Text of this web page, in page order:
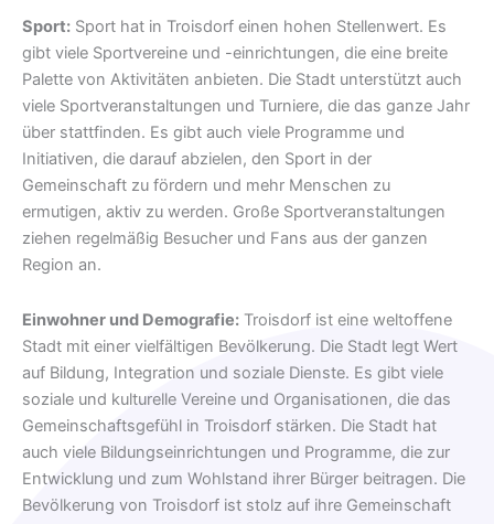
Sport: Sport hat in Troisdorf einen hohen Stellenwert. Es
gibt viele Sportvereine und -einrichtungen, die eine breite
Palette von Aktivitäten anbieten. Die Stadt unterstützt auch
viele Sportveranstaltungen und Turniere, die das ganze Jahr
über stattfinden. Es gibt auch viele Programme und
Initiativen, die darauf abzielen, den Sport in der
Gemeinschaft zu fördern und mehr Menschen zu
ermutigen, aktiv zu werden. Große Sportveranstaltungen
ziehen regelmäßig Besucher und Fans aus der ganzen
Region an.
Einwohner und Demografie: Troisdorf ist eine weltoffene
Stadt mit einer vielfältigen Bevölkerung. Die Stadt legt Wert
auf Bildung, Integration und soziale Dienste. Es gibt viele
soziale und kulturelle Vereine und Organisationen, die das
Gemeinschaftsgefühl in Troisdorf stärken. Die Stadt hat
auch viele Bildungseinrichtungen und Programme, die zur
Entwicklung und zum Wohlstand ihrer Bürger beitragen. Die
Bevölkerung von Troisdorf ist stolz auf ihre Gemeinschaft